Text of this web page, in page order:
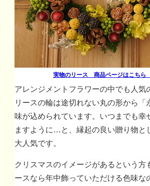
実物のリース 商品ページはこちら
アレンジメントフラワーの中でも人気
リースの輪は途切れない丸の形から「
味が込められています。いつまでも幸
ますように…と、縁起の良い贈り物と
大人気です。
クリスマスのイメージがあるという方
ースなら年中飾っていただける色味な